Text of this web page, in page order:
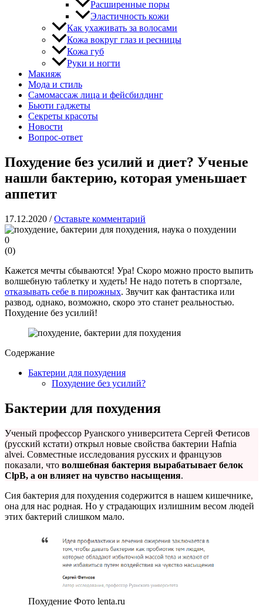
Расширенные поры
Эластичность кожи
Как ухаживать за волосами
Кожа вокруг глаз и ресницы
Кожа губ
Руки и ногти
Макияж
Мода и стиль
Самомассаж лица и фейсбилдинг
Бьюти гаджеты
Секреты красоты
Новости
Вопрос-ответ
Похудение без усилий и диет? Ученые
нашли бактерию, которая уменьшает
аппетит
17.12.2020 /Оставьте комментарий
0
(0)
Кажется мечты сбываются! Ура! Скоро можно просто выпить
волшебную таблетку и худеть! Не надо потеть в спортзале,
отказывать себе в пирожных. Звучит как фантастика или
развод, однако, возможно, скоро это станет реальностью.
Похудение без усилий!
Содержание
Бактерии для похудения
Похудение без усилий?
Бактерии для похудения
Ученый профессор Руанского университета Сергей Фетисов
(русский кстати) открыл новые свойства бактерии Hafnia
alvei. Совместные исследования русских и французов
показали, что волшебная бактерия вырабатывает белок
ClpB, а он влияет на чувство насыщения.
Сия бактерия для похудения содержится в нашем кишечнике,
она для нас родная. Но у страдающих излишним весом людей
этих бактерий слишком мало.
Похудение Фото lenta.ru